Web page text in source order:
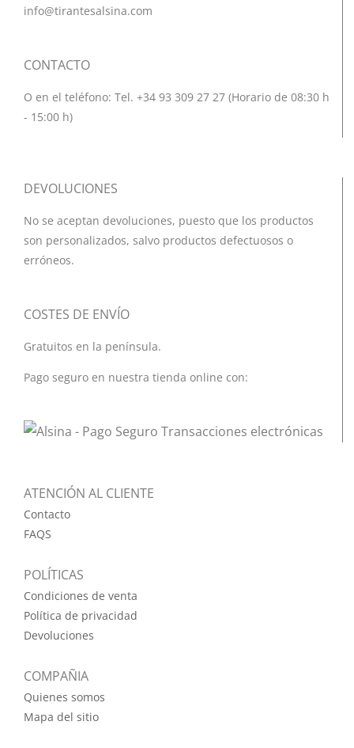
info@tirantesalsina.com
CONTACTO
O en el teléfono: Tel. +34 93 309 27 27 (Horario de 08:30 h
- 15:00 h)
DEVOLUCIONES
No se aceptan devoluciones, puesto que los productos
son personalizados, salvo productos defectuosos o
erróneos.
COSTES DE ENVÍO
Gratuitos en la península.
Pago seguro en nuestra tienda online con:
ATENCIÓN AL CLIENTE
Contacto
FAQS
POLÍTICAS
Condiciones de venta
Política de privacidad
Devoluciones
COMPAÑIA
Quienes somos
Mapa del sitio